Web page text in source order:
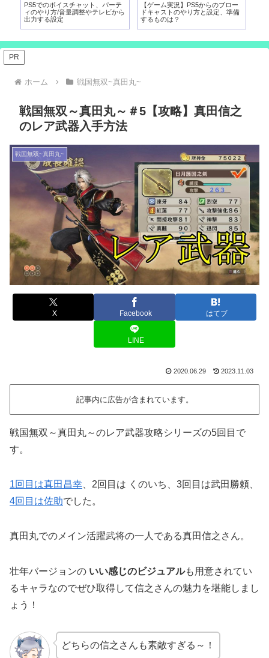
PS5でのボイスチャット、パーテ
ィのやり方/音量調整やテレビから
出力する設定
【ゲーム実況】PS5からのブロー
ドキャストのやり方と設定、準備
するものは？
PR
ホーム 戦国無双~真田丸~
戦国無双～真田丸～＃5【攻略】真田信之
のレア武器入手方法
戦国無双~真田丸~
X Facebook はてブ
LINE
2020.06.29 2023.11.03
記事内に広告が含まれています。
戦国無双～真田丸～のレア武器攻略シリーズの5回目で
す。
1回目は真田昌幸 、2回目は くのいち、3回目は武田勝頼、
4回目は佐助でした。
真田丸でのメイン活躍武将の一人である真田信之さん。
壮年バージョンの いい感じのビジュアルも用意されてい
るキャラなのでぜひ取得して信之さんの魅力を堪能しまし
ょう！
どちらの信之さんも素敵すぎる～！